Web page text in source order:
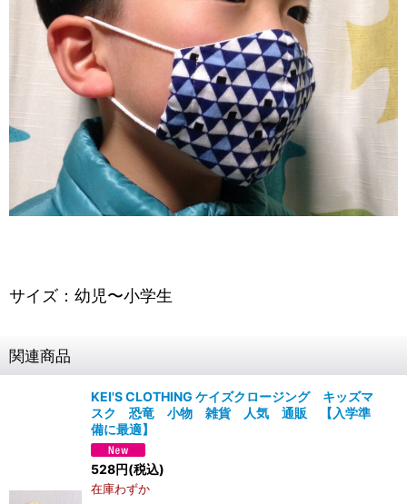
サイズ：幼児〜小学生
関連商品
KEI'S CLOTHING ケイズクロージング キッズマ
スク 恐竜 小物 雑貨 人気 通販 【入学準
備に最適】
528円(税込)
在庫わずか